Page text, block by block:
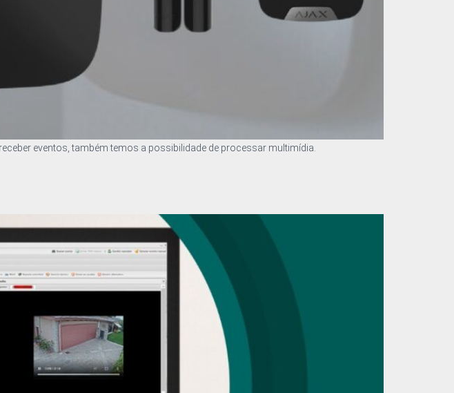
eventos, também temos a possibilidade de processar multimídia.